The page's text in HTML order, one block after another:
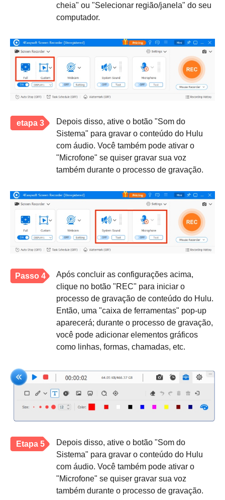
cheia" ou "Selecionar região/janela" do seu
computador.
etapa 3
Depois disso, ative o botão "Som do
Sistema" para gravar o conteúdo do Hulu
com áudio. Você também pode ativar o
"Microfone" se quiser gravar sua voz
também durante o processo de gravação.
Passo 4
Após concluir as configurações acima,
clique no botão "REC" para iniciar o
processo de gravação de conteúdo do Hulu.
Então, uma "caixa de ferramentas" pop-up
aparecerá; durante o processo de gravação,
você pode adicionar elementos gráficos
como linhas, formas, chamadas, etc.
Etapa 5
Depois disso, ative o botão "Som do
Sistema" para gravar o conteúdo do Hulu
com áudio. Você também pode ativar o
"Microfone" se quiser gravar sua voz
também durante o processo de gravação.